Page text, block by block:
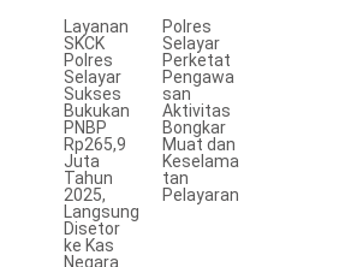
Layanan
SKCK
Polres
Selayar
Sukses
Bukukan
PNBP
Rp265,9
Juta
Tahun
2025,
Langsung
Disetor
ke Kas
Negara
Polres
Selayar
Perketat
Pengawa
san
Aktivitas
Bongkar
Muat dan
Keselama
tan
Pelayaran